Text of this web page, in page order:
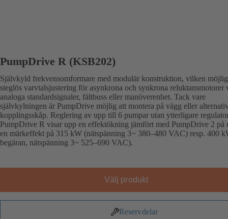
PumpDrive R (KSB202)
Självkyld frekvensomformare med modulär konstruktion, vilken
steglös varvtalsjustering för asynkrona och synkrona reluktansmotorer
analoga standardsignaler, fältbuss eller manöverenhet. Tack vare
självkylningen är PumpDrive möjlig att montera på vägg eller
kopplingsskåp. Reglering av upp till 6 pumpar utan ytterligare
PumpDrive R visar upp en effektökning jämfört med PumpDrive 2 på
en märkeffekt på 315 kW (nätspänning 3~ 380–480 VAC) resp. 400
begäran, nätspänning 3~ 525–690 VAC).
Välj produkt
Reservdelar